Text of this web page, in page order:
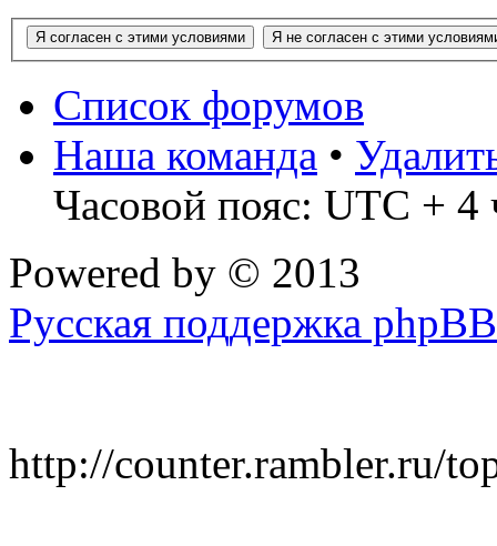
Список форумов
Наша команда •
Часовой пояс: UTC + 4
Powered by © 2013
Русская поддержка phpBB
http://counter.rambler.ru/